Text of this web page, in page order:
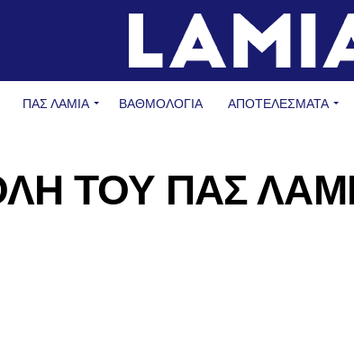
ΠΑΣ ΛΑΜΊΑ ΒΑΘΜΟΛΟΓΙΑ ΑΠΟΤΕΛΕΣΜΑΤΑ
ΤΟΥ ΠΑΣ